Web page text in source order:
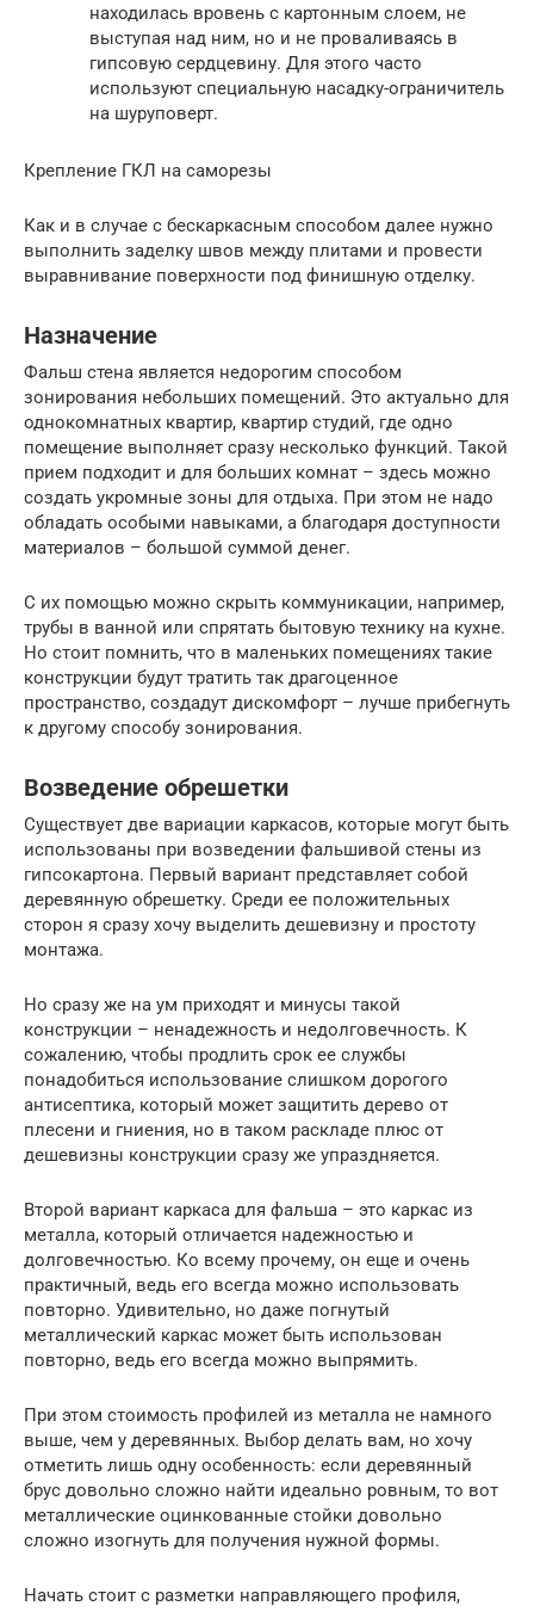
находилась вровень с картонным слоем, не
выступая над ним, но и не проваливаясь в
гипсовую сердцевину. Для этого часто
используют специальную насадку-ограничитель
на шуруповерт.
Крепление ГКЛ на саморезы
Как и в случае с бескаркасным способом далее нужно
выполнить заделку швов между плитами и провести
выравнивание поверхности под финишную отделку.
Назначение
Фальш стена является недорогим способом
зонирования небольших помещений. Это актуально для
однокомнатных квартир, квартир студий, где одно
помещение выполняет сразу несколько функций. Такой
прием подходит и для больших комнат – здесь можно
создать укромные зоны для отдыха. При этом не надо
обладать особыми навыками, а благодаря доступности
материалов – большой суммой денег.
С их помощью можно скрыть коммуникации, например,
трубы в ванной или спрятать бытовую технику на кухне.
Но стоит помнить, что в маленьких помещениях такие
конструкции будут тратить так драгоценное
пространство, создадут дискомфорт – лучше прибегнуть
к другому способу зонирования.
Возведение обрешетки
Существует две вариации каркасов, которые могут быть
использованы при возведении фальшивой стены из
гипсокартона. Первый вариант представляет собой
деревянную обрешетку. Среди ее положительных
сторон я сразу хочу выделить дешевизну и простоту
монтажа.
Но сразу же на ум приходят и минусы такой
конструкции – ненадежность и недолговечность. К
сожалению, чтобы продлить срок ее службы
понадобиться использование слишком дорогого
антисептика, который может защитить дерево от
плесени и гниения, но в таком раскладе плюс от
дешевизны конструкции сразу же упраздняется.
Второй вариант каркаса для фальша – это каркас из
металла, который отличается надежностью и
долговечностью. Ко всему прочему, он еще и очень
практичный, ведь его всегда можно использовать
повторно. Удивительно, но даже погнутый
металлический каркас может быть использован
повторно, ведь его всегда можно выпрямить.
При этом стоимость профилей из металла не намного
выше, чем у деревянных. Выбор делать вам, но хочу
отметить лишь одну особенность: если деревянный
брус довольно сложно найти идеально ровным, то вот
металлические оцинкованные стойки довольно
сложно изогнуть для получения нужной формы.
Начать стоит с разметки направляющего профиля,